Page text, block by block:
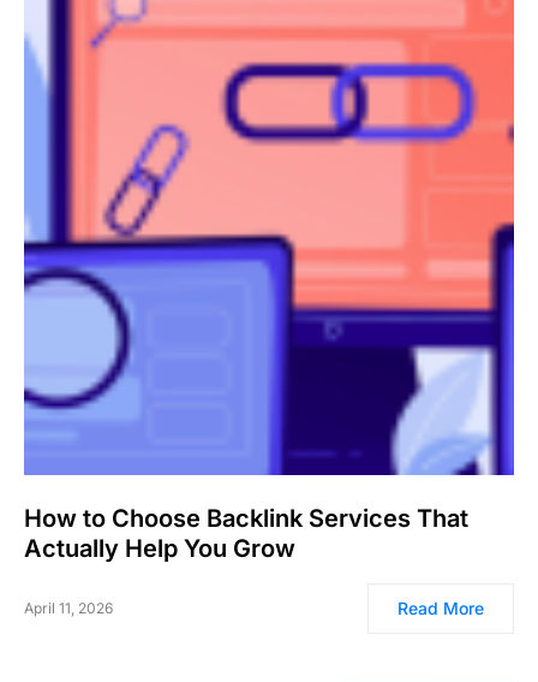
How to Choose Backlink Services That
Actually Help You Grow
April 11, 2026 Read More